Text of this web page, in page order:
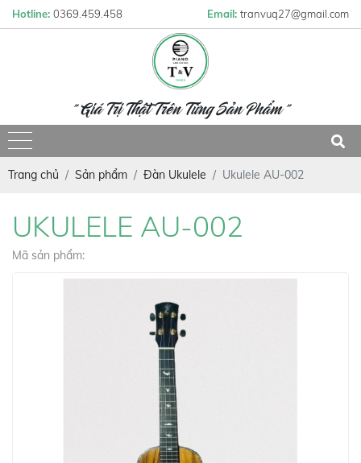
Hotline: 0369.459.458 Email: tranvuq27@gmail.com
" Giá Trị Thật Trên Từng Sản Phẩm "
Trang chủ Sản phẩm Đàn Ukulele Ukulele AU-002
UKULELE AU-002
Mã sản phẩm: